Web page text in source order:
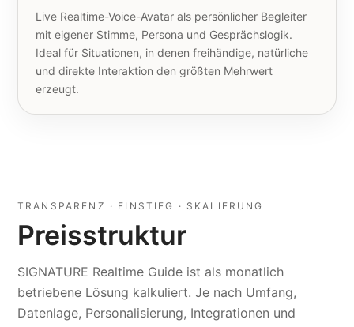
Live Realtime-Voice-Avatar als persönlicher Begleiter
mit eigener Stimme, Persona und Gesprächslogik.
Ideal für Situationen, in denen freihändige, natürliche
und direkte Interaktion den größten Mehrwert
erzeugt.
TRANSPARENZ · EINSTIEG · SKALIERUNG
Preisstruktur
SIGNATURE Realtime Guide ist als monatlich
betriebene Lösung kalkuliert. Je nach Umfang,
Datenlage, Personalisierung, Integrationen und